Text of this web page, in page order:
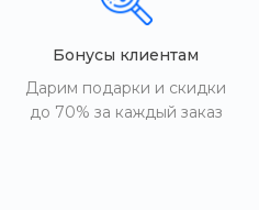
Бонусы клиентам
Дарим подарки и скидки
до 70% за каждый заказ